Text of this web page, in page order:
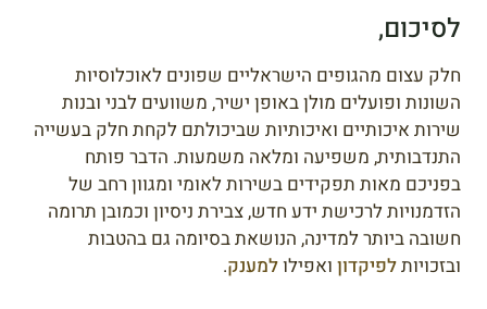
לסיכום,
חלק עצום מהגופים הישראליים שפונים לאוכלוסיות
השונות ופועלים מולן באופן ישיר, משוועים לבני ובנות
שירות איכותיים ואיכותיות שביכולתם לקחת חלק בעשייה
התנדבותית, משפיעה ומלאה משמעות. הדבר פותח
בפניכם מאות תפקידים בשירות לאומי ומגוון רחב של
הזדמנויות לרכישת ידע חדש, צבירת ניסיון וכמובן תרומה
חשובה ביותר למדינה, הנושאת בסיומה גם בהטבות
ובזכויותלפיקדון ואפילולמענק.